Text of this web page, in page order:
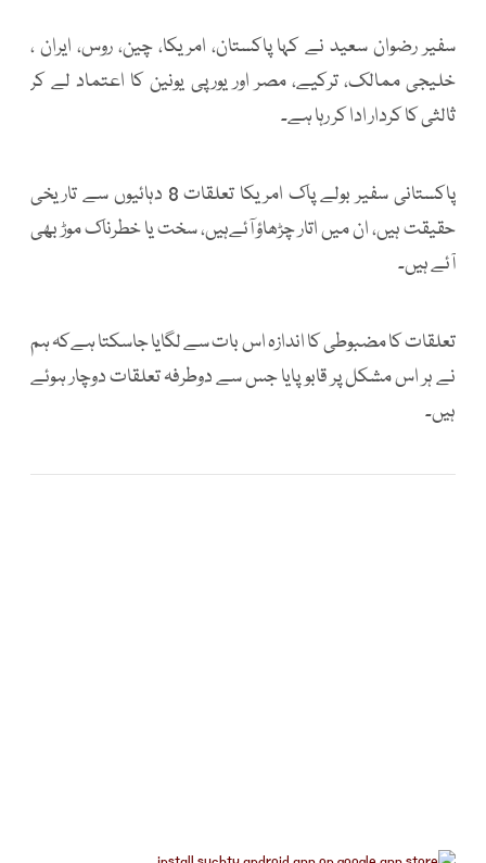
سفیر رضوان سعید نے کہا پاکستان، امریکا، چین، روس، ایران ،
خلیجی ممالک، ترکیے، مصر اور یورپی یونین کا اعتماد لے کر
ثالثی کا کردار ادا کر رہا ہے۔
پاکستانی سفیر بولے پاک امریکا تعلقات 8 دہائیوں سے تاریخی
حقیقت ہیں، ان میں اتار چڑھاؤ آئےہیں، سخت یا خطرناک موڑ بھی
آئے ہیں۔
تعلقات کا مضبوطی کا اندازہ اس بات سے لگایا جاسکتا ہےکہ ہم
نے ہر اس مشکل پر قابو پایا جس سے دوطرفہ تعلقات دوچار ہوئے
ہیں۔